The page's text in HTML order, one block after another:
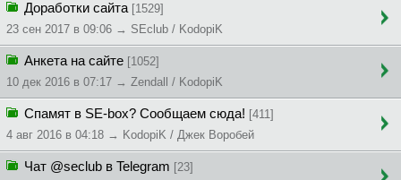
Доработки сайта [1529]
23 сен 2017 в 09:06 → SEclub / KodopiK
Анкета на сайте [1052]
10 дек 2016 в 07:17 → Zendall / KodopiK
Спамят в SE-box? Сообщаем сюда! [411]
4 авг 2016 в 04:18 → KodopiK / Джек Воробей
Чат @seclub в Telegram [23]